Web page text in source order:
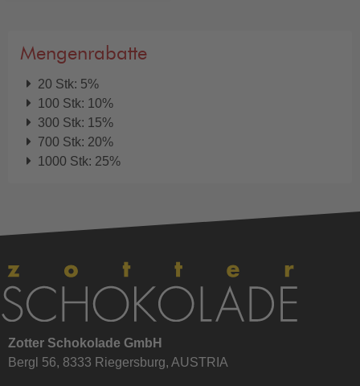
Mengenrabatte
20 Stk: 5%
100 Stk: 10%
300 Stk: 15%
700 Stk: 20%
1000 Stk: 25%
Zotter Schokolade GmbH
Bergl 56, 8333 Riegersburg, AUSTRIA